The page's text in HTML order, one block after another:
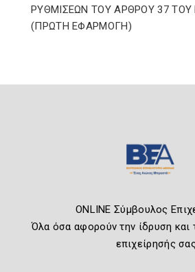
ΡΥΘΜΙΣΕΩΝ ΤΟΥ ΑΡΘΡΟΥ 37 ΤΟΥ
(ΠΡΩΤΗ ΕΦΑΡΜΟΓΗ)
ONLINE Σύμβουλος
Όλα όσα αφορούν την ίδρυση και
επιχείρησής